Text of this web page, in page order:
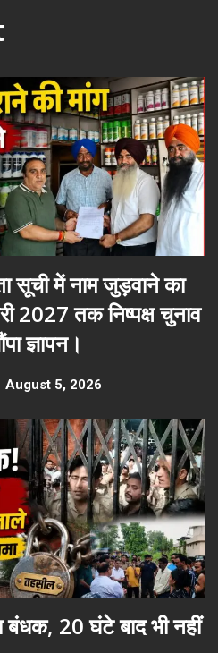
सूची में नाम जुड़वाने का
2027 तक निष्पक्ष चुनाव
ज्ञापन।
August 5, 2026
बंधक, 20 घंटे बाद भी नहीं